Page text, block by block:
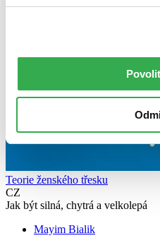
Teorie ženského třesku
CZ
Jak být silná, chytrá a velkolepá
Mayim Bialik